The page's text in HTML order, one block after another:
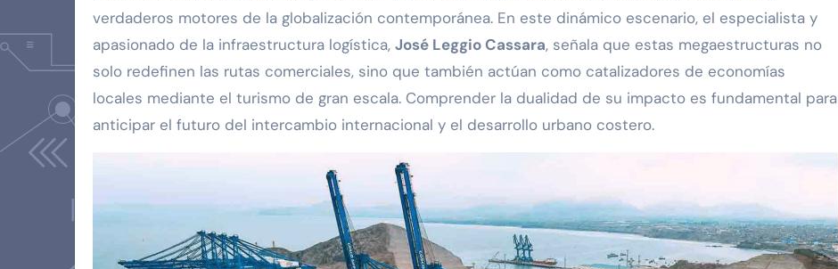
verdaderos motores de la globalización contemporánea. En este dinámico escenario, el especialista y
apasionado de la infraestructura logística, José Leggio Cassara, señala que estas megaestructuras no
solo redefinen las rutas comerciales, sino que también actúan como catalizadores de economías
locales mediante el turismo de gran escala. Comprender la dualidad de su impacto es fundamental para
anticipar el futuro del intercambio internacional y el desarrollo urbano costero.